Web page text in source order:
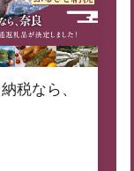
税なら、